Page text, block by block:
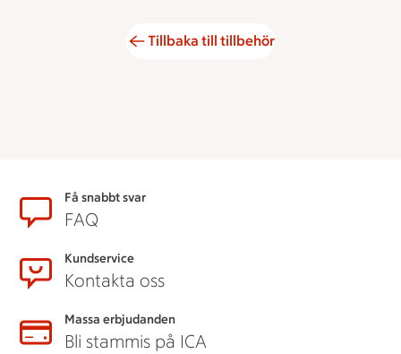
Tillbaka till tillbehör
SidfotFå snabbt svar
FAQ
Kundservice
Kontakta oss
Massa erbjudanden
Bli stammis på ICA